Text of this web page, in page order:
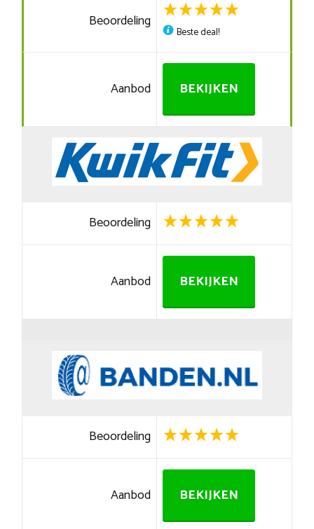
Beoordeling
Beste deal!
Aanbod BEKIJKEN
Beoordeling
Aanbod BEKIJKEN
Beoordeling
Aanbod BEKIJKEN